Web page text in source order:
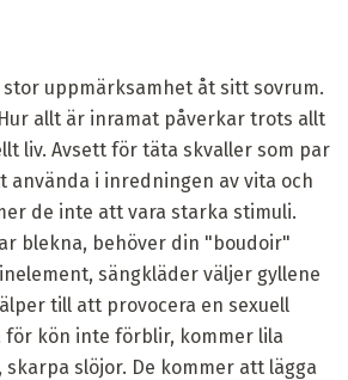
uppmärksamhet åt sitt sovrum.
allt är inramat påverkar trots allt
liv. Avsett för täta skvaller som par
använda i inredningen av vita och
de inte att vara starka stimuli.
blekna, behöver din "boudoir"
sängkläder väljer gyllene
till att provocera en sexuell
kön inte förblir, kommer lila
slöjor. De kommer att lägga